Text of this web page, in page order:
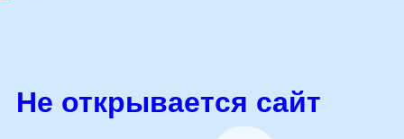
Не открывается сайт